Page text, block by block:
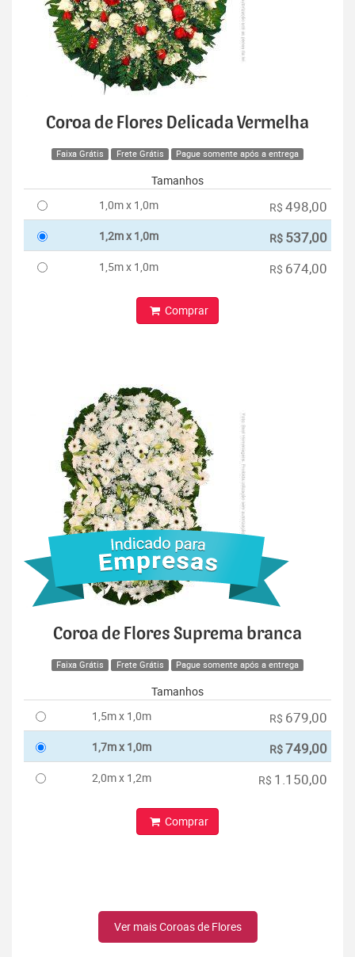
Coroa de Flores Delicada Vermelha
Faixa Grátis Frete Grátis Pague somente após a entrega
Tamanhos
1,0m x 1,0m
R$ 498,00
1,2m x 1,0m R$ 537,00
1,5m x 1,0m R$ 674,00
Comprar
Coroa de Flores Suprema branca
Faixa Grátis Frete Grátis Pague somente após a entrega
Tamanhos
1,5m x 1,0m
R$ 679,00
1,7m x 1,0m R$749,00
2,0m x 1,2m R$ 1.150,00
Comprar
Ver mais Coroas de Flores